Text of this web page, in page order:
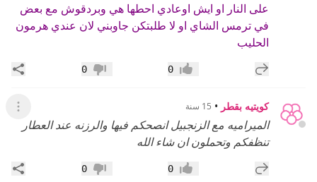
على النار او ايش اوعادي احطها هي وبردقوش مع بعض
في ترمس الشاي او لا طلبتكن جاوبني لان عندي هرمون
الحليب
إضافة رد جديد إعجاب0 عدم إعجاب
0
كويتيه بقطر • 15 سنة عرض
الميراميه مع الزنجبيل انصحكم فيها والرزنه عند العطار
تنظفكم وتحملون ان شاء الله
إضافة رد جديد إعجاب0 عدم إعجاب
0